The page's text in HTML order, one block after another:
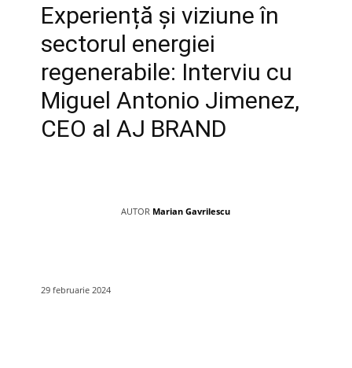
Experiență și viziune în
sectorul energiei
regenerabile: Interviu cu
Miguel Antonio Jimenez,
CEO al AJ BRAND
AUTOR Marian Gavrilescu
29 februarie 2024